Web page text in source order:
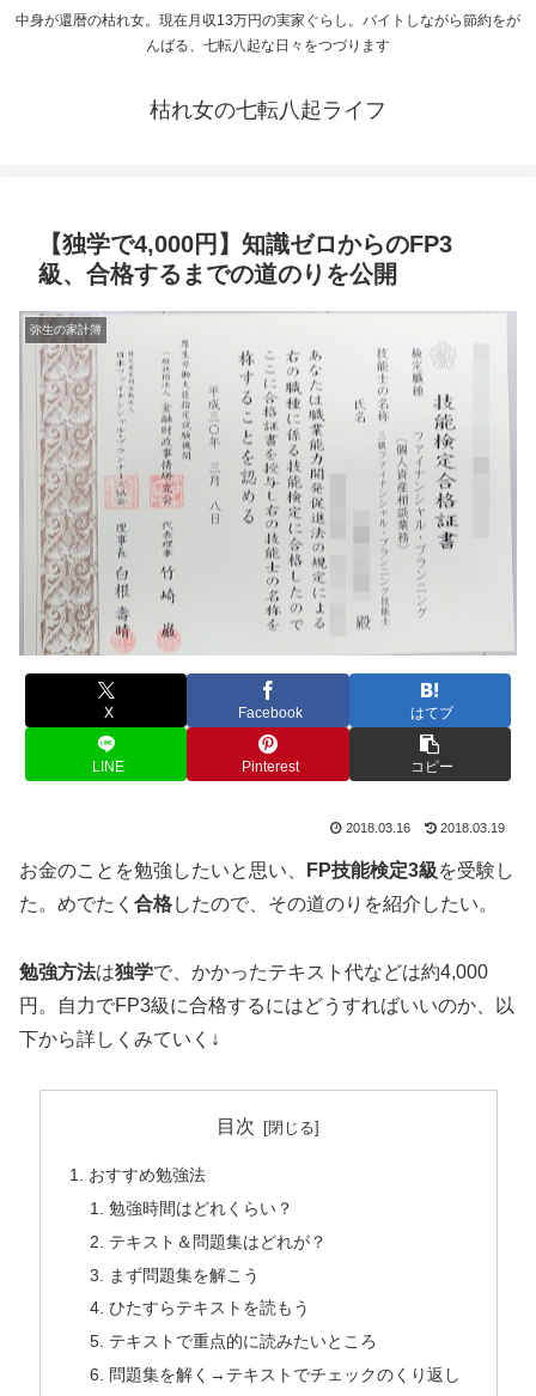
中身が還暦の枯れ女。現在月収13万円の実家ぐらし。バイトしながら節約をが
んばる、七転八起な日々をつづります
枯れ女の七転八起ライフ
【独学で4,000円】知識ゼロからのFP3
級、合格するまでの道のりを公開
弥生の家計簿
X Facebook はてブ
LINE Pinterest コピー
2018.03.16 2018.03.19
お金のことを勉強したいと思い、 FP技能検定3級を受験し
た。めでたく 合格したので、その道のりを紹介したい。
勉強方法は独学で、かかったテキスト代などは約4,000
円。自力でFP3級に合格するにはどうすればいいのか、以
下から詳しくみていく↓
目次
おすすめ勉強法
勉強時間はどれくらい？
テキスト＆問題集はどれが？
まず問題集を解こう
ひたすらテキストを読もう
テキストで重点的に読みたいところ
問題集を解く→テキストでチェックのくり返し